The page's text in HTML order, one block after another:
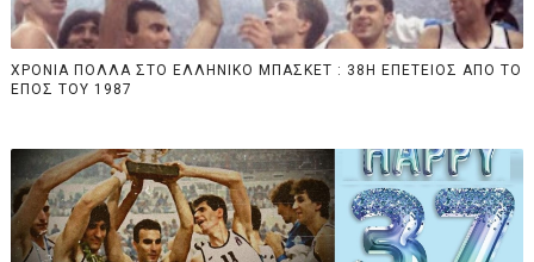
ΧΡΟΝΙΑ ΠΟΛΛΑ ΣΤΟ ΕΛΛΗΝΙΚΟ ΜΠΑΣΚΕΤ : 38Η ΕΠΕΤΕΙΟΣ ΑΠΟ ΤΟ
ΕΠΟΣ ΤΟΥ 1987